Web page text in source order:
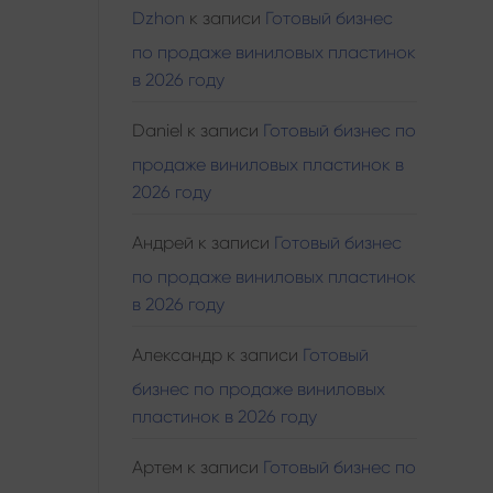
Dzhon к записи Готовый бизнес
по продаже виниловых пластинок
в 2026 году
Daniel к записи Готовый бизнес по
продаже виниловых пластинок в
2026 году
Андрей к записи Готовый бизнес
по продаже виниловых пластинок
в 2026 году
Александрк записи Готовый
бизнес по продаже виниловых
пластинок в 2026 году
Артем к записи Готовый бизнес по